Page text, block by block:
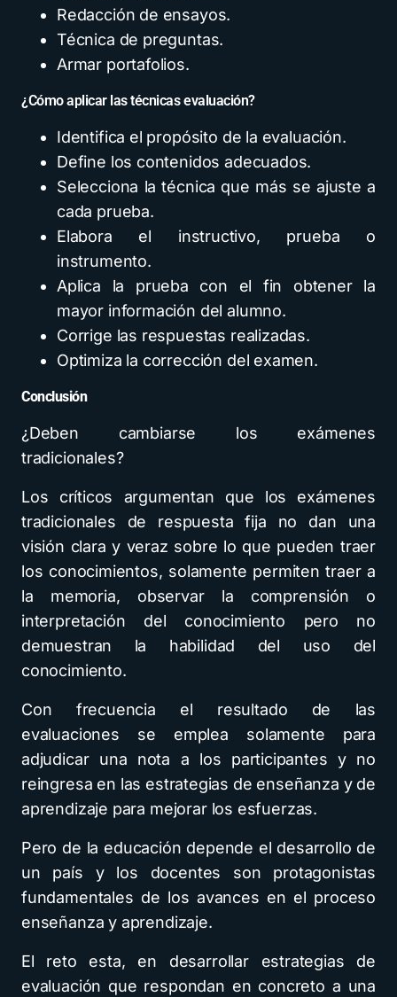
Redacción de ensayos.
Técnica de preguntas.
Armar portafolios.
¿Cómo aplicar las técnicas evaluación?
Identifica el propósito de la evaluación.
Define los contenidos adecuados.
Selecciona la técnica que más se ajuste a
cada prueba.
Elabora el instructivo, prueba o
instrumento.
Aplica la prueba con el fin obtener la
mayor información del alumno.
Corrige las respuestas realizadas.
Optimiza la corrección del examen.
Conclusión
¿Deben cambiarse los exámenes
tradicionales?
Los críticos argumentan que los exámenes
tradicionales de respuesta fija no dan una
visión clara y veraz sobre lo que pueden traer
los conocimientos, solamente permiten traer a
la memoria, observar la comprensión o
interpretación del conocimiento pero no
demuestran la habilidad del uso del
conocimiento.
Con frecuencia el resultado de las
evaluaciones se emplea solamente para
adjudicar una nota a los participantes y no
reingresa en las estrategias de enseñanza y de
aprendizaje para mejorar los esfuerzas.
Pero de la educación depende el desarrollo de
un país y los docentes son protagonistas
fundamentales de los avances en el proceso
enseñanza y aprendizaje.
El reto esta, en desarrollar estrategias de
evaluación que respondan en concreto a una